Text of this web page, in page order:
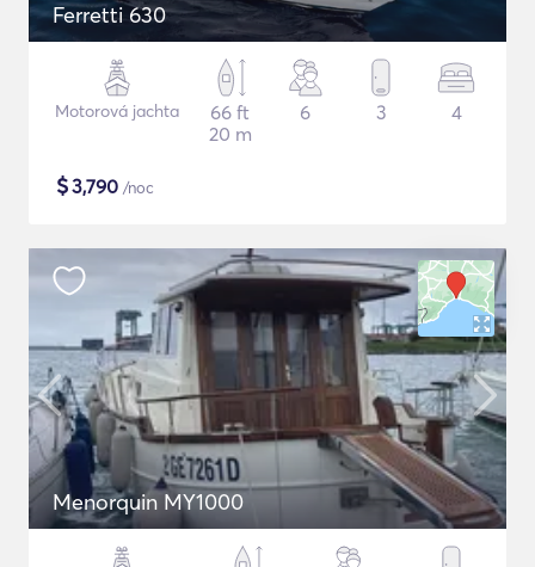
Ferretti 630
Motorová jachta
66 ft
20 m
6 3 4
$3,790 /noc
Menorquin MY1000